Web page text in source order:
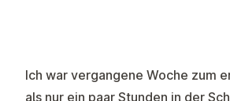
Ich war vergangene Woche zum
als nur ein paar Stunden in der